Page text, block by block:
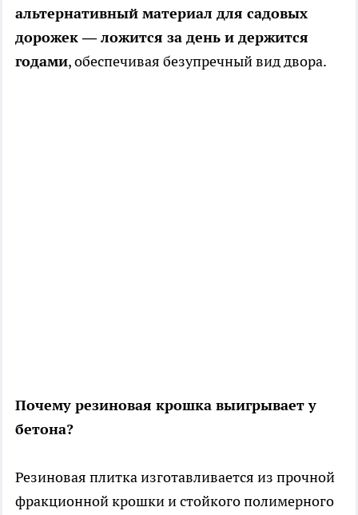
альтернативный материал для садовых
дорожек — ложится за день и держится
годами, обеспечивая безупречный вид двора.
Почему резиновая крошка выигрывает у
бетона?
Резиновая плитка изготавливается из прочной
фракционной крошки и стойкого полимерного